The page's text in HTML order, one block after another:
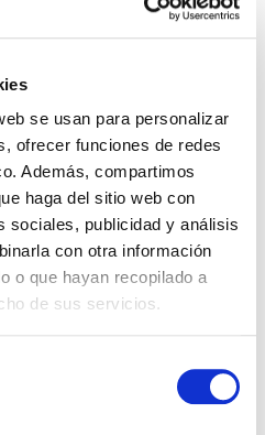
se usan para personalizar
ofrecer funciones de redes
Además, compartimos
haga del sitio web con
sociales, publicidad y análisis
con otra información
o que hayan recopilado a
de sus servicios.
más cercano